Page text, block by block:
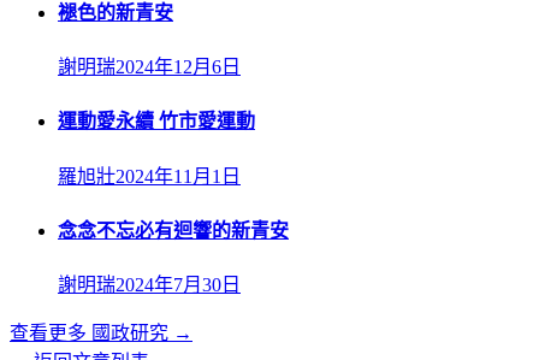
褪色的新青安
謝明瑞2024年12月6日
運動愛永續 竹市愛運動
羅旭壯2024年11月1日
念念不忘必有迴響的新青安
謝明瑞2024年7月30日
查看更多 國政研究 →